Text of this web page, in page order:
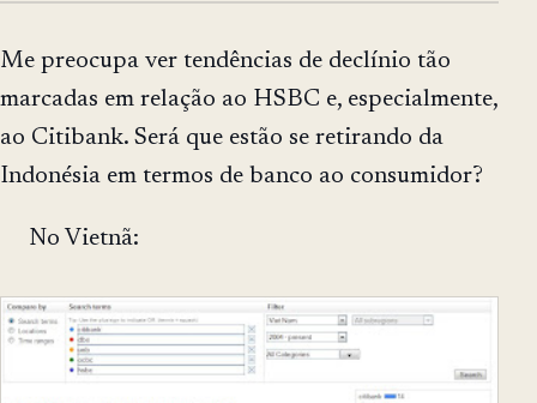
Me preocupa ver tendências de declínio tão
marcadas em relação ao HSBC e, especialmente,
ao Citibank. Será que estão se retirando da
Indonésia em termos de banco ao consumidor?
No Vietnã: